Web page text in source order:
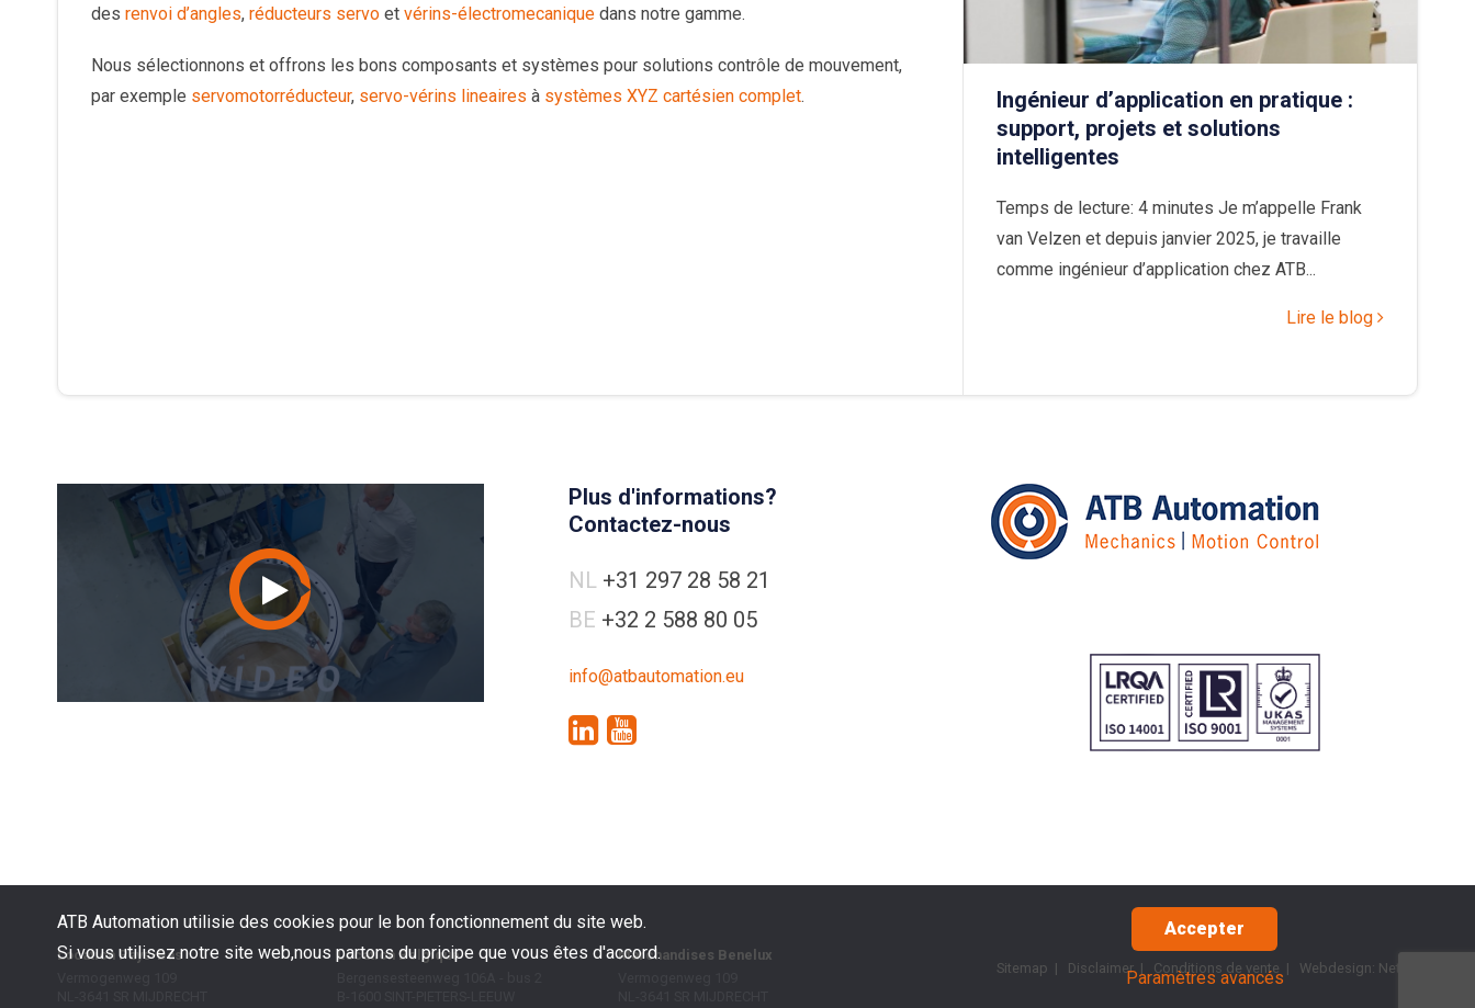
des renvoi d’angles, réducteurs servo et vérins-électromecanique dans notre gamme.
Nous sélectionnons et offrons les bons composants et systèmes pour solutions contrôle de mouvement,
par exemple servomotorréducteur, servo-vérins lineaires à systèmes XYZ cartésien complet.
Ingénieur d’application en pratique :
support, projets et solutions
intelligentes
Temps de lecture: 4 minutes Je m’appelle Frank
van Velzen et depuis janvier 2025, je travaille
comme ingénieur d’application chez ATB...
Lire le blog
Plus d'informations?
Contactez-nous
NL+31 297 28 58 21
BE +32 2 588 80 05
info@atbautomation.eu
Location Pays-Bas
Location Belgique
Marchandises Benelux
Sitemap | Disclaimer| Conditions de vente | Webdesign: Netsquare
ATB Automation utilisie des cookies pour le bon fonctionnement du site web.
Si vous utilisez notre site web,nous partons du pricipe que vous êtes d'accord.
Accepter
Paramètres avancés